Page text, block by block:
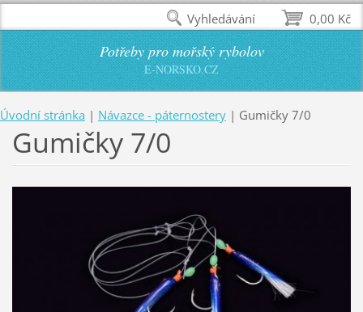
Potřeby pro mořský rybolov
E-NORSKO.CZ
Úvodní stránka | Návazce - páternostery | Gumičky 7/0
Gumičky 7/0
0,00 Kč
Vyhledávání